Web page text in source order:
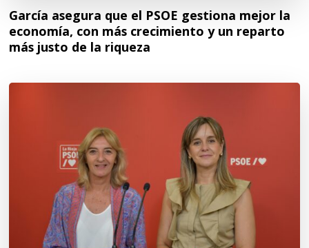
García asegura que el PSOE gestiona mejor la
economía, con más crecimiento y un reparto
más justo de la riqueza